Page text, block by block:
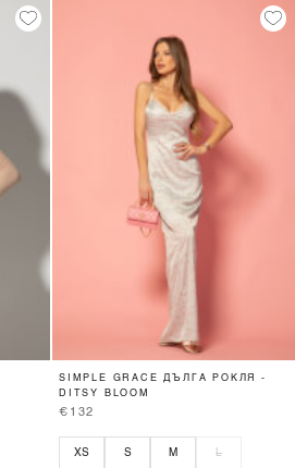
SIMPLE GRACE ДЪЛГА РОКЛЯ -
DITSY BLOOM
€132
XS S M L